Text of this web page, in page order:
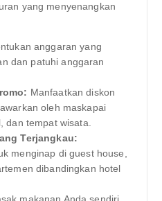
yang menyenangkan
anggaran yang
dan patuhi anggaran
Manfaatkan diskon
oleh maskapai
dan tempat wisata.
Terjangkau:
menginap di guest house,
dibandingkan hotel